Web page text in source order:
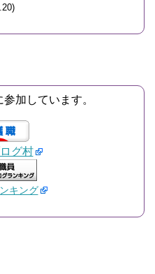
加しています。
グ村
キング